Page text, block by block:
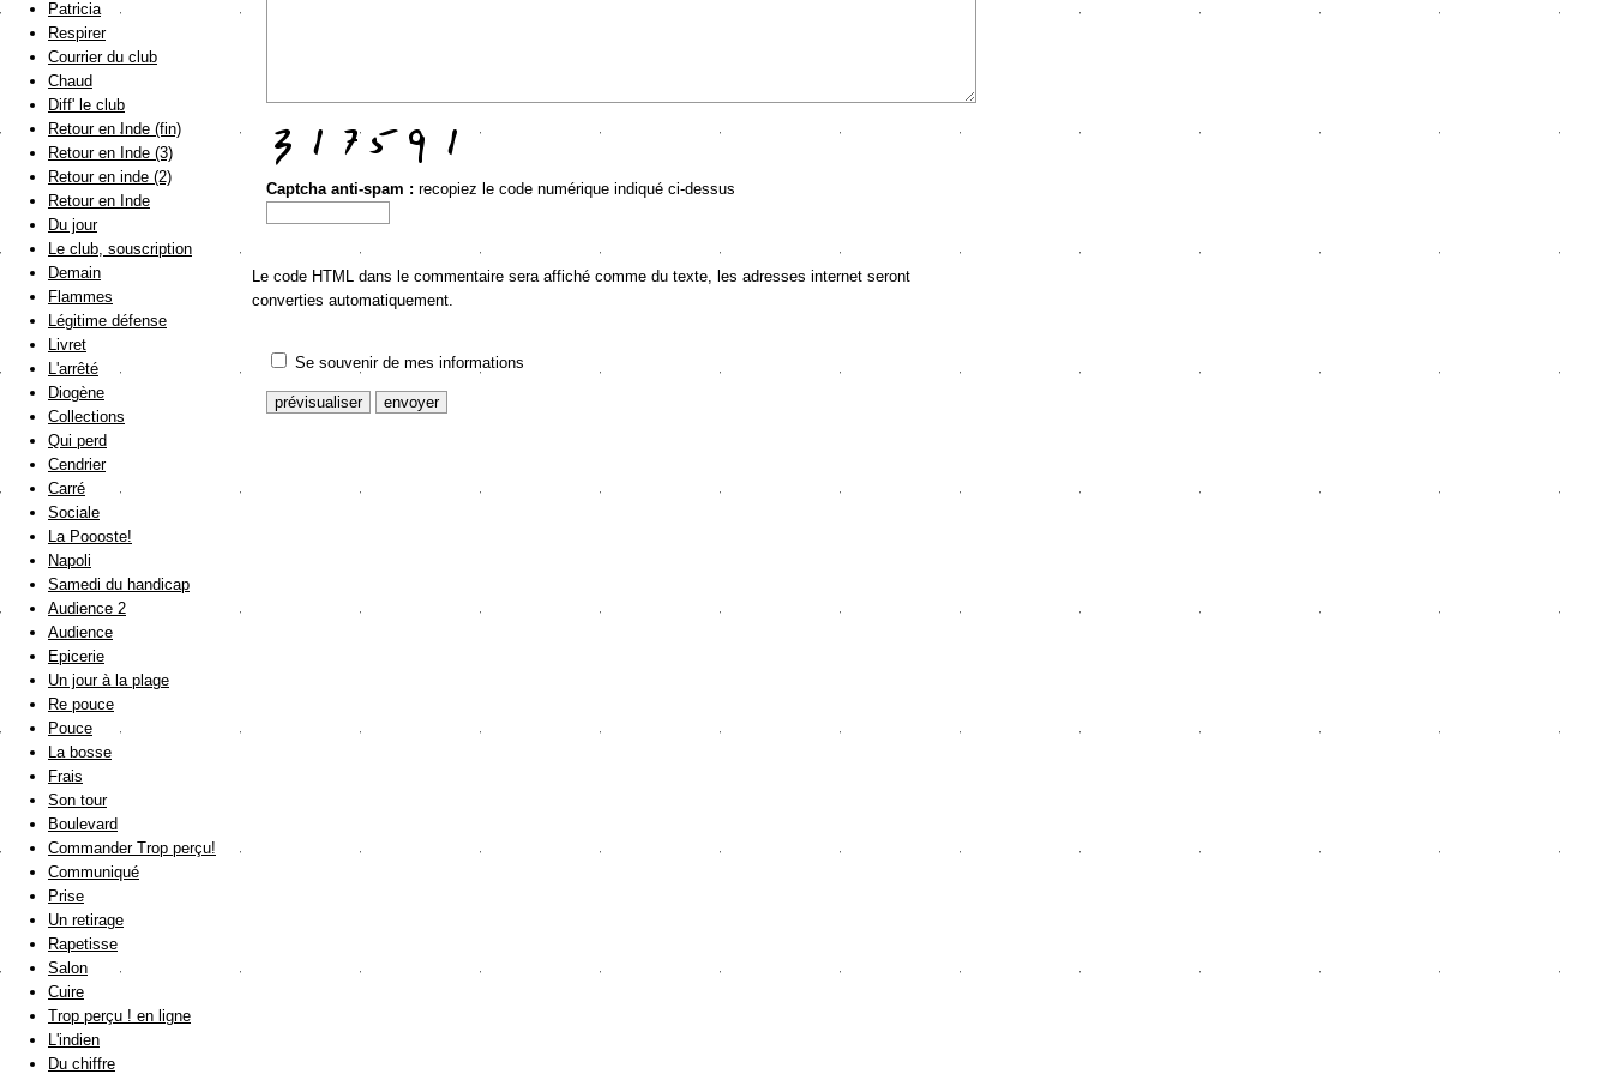
Captcha anti-spam : recopiez le code numérique indiqué ci-dessus
Le code HTML dans le commentaire sera affiché comme du texte, les adresses internet seront
converties automatiquement.
Se souvenir de mes informations
Patricia
Respirer
Courrier du club
Chaud
Diff' le club
Retour en Inde (fin)
Retour en Inde (3)
Retour en inde (2)
Retour en Inde
Du jour
Le club, souscription
Demain
Flammes
Légitime défense
Livret
L'arrêté
Diogène
Collections
Qui perd
Cendrier
Carré
Sociale
La Poooste!
Napoli
Samedi du handicap
Audience 2
Audience
Epicerie
Un jour à la plage
Re pouce
Pouce
La bosse
Frais
Son tour
Boulevard
Commander Trop perçu!
Communiqué
Prise
Un retirage
Rapetisse
Salon
Cuire
Trop perçu ! en ligne
L'indien
Du chiffre